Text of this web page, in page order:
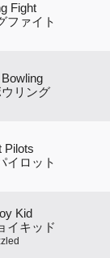
Fight
ファイト
リング
Pilots
イロット
Kid
イキッド